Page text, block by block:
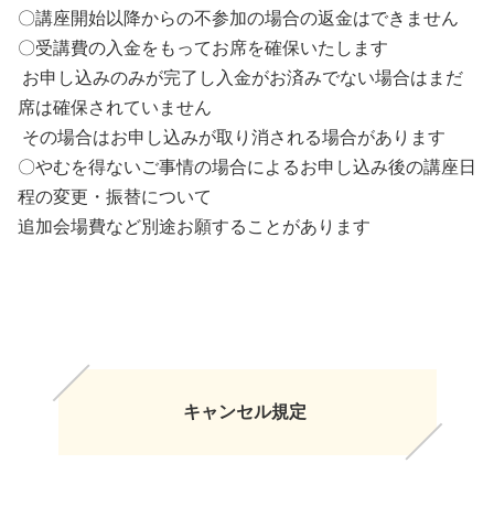
〇講座開始以降からの不参加の場合の返金はできません
〇受講費の入金をもってお席を確保いたします
お申し込みのみが完了し入金がお済みでない場合はまだ
席は確保されていません
その場合はお申し込みが取り消される場合があります
〇やむを得ないご事情の場合によるお申し込み後の講座日
程の変更・振替について
追加会場費など別途お願することがあります
キャンセル規定